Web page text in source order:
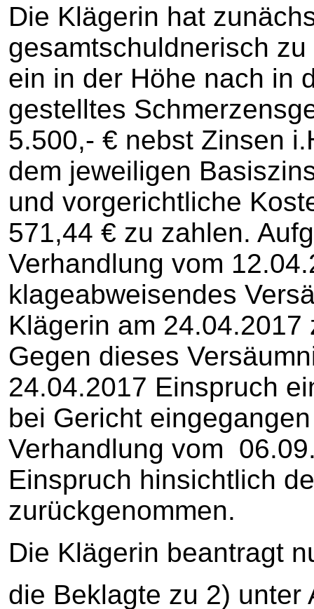
Die Klägerin hat
gesamtschuldnerisch
ein in der Höhe nach in
gestelltes
5.500,- € nebst Zinsen
dem jeweiligen
und vorgerichtliche
571,44 € zu zahlen.
Verhandlung vom
klageabweisendes
Klägerin am
Gegen dieses
24.04.2017 Einspruch
bei Gericht
Verhandlung vom
Einspruch hinsichtlich
zurückgenommen.
Die Klägerin beantragt
die Beklagte zu 2) unter